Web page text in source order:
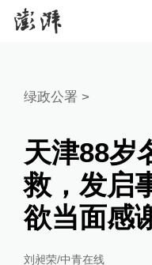
绿政公署 >
天津88岁
救，发启
欲当面感
刘昶荣/中青在线